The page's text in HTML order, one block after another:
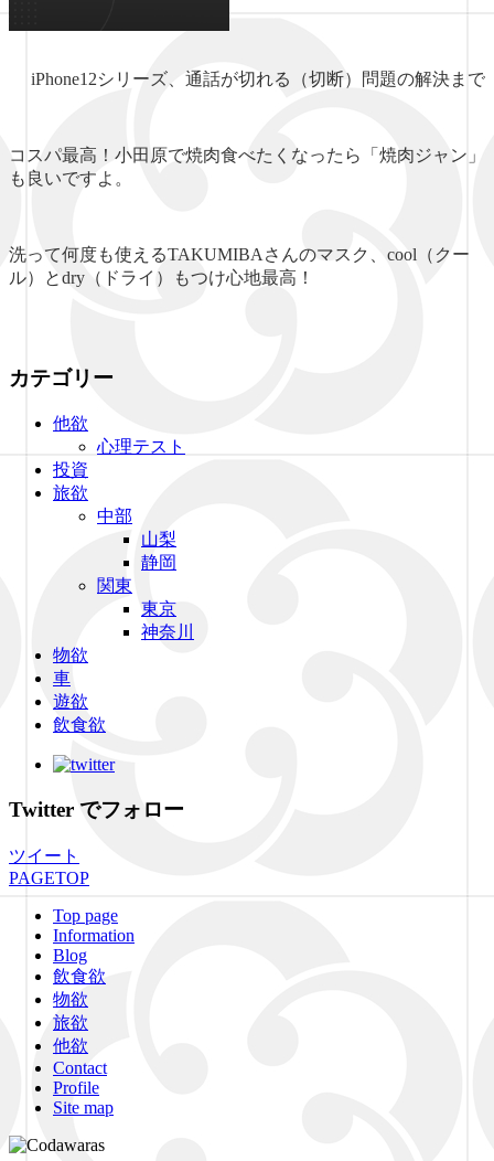
iPhone12シリーズ、通話が切れる（切断）問題の解決まで
コスパ最高！小田原で焼肉食べたくなったら「焼肉ジャン」
も良いですよ。
洗って何度も使えるTAKUMIBAさんのマスク、cool（クー
ル）とdry（ドライ）もつけ心地最高！
カテゴリー
他欲
心理テスト
投資
旅欲
中部
山梨
静岡
関東
東京
神奈川
物欲
車
遊欲
飲食欲
Twitter でフォロー
ツイート
PAGETOP
Top page
Information
Blog
飲食欲
物欲
旅欲
他欲
Contact
Profile
Site map